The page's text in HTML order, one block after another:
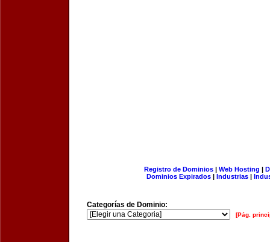
Registro de Dominios| Web Hosting |
Dominios Expirados | Industrias |
Categorías de Dominio:
[Pág.